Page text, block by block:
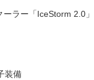
ラー「IceStorm 2.0」
装備